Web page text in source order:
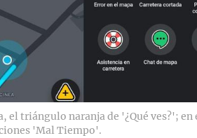
el triángulo naranja de '¿Qué ves?';
'Mal Tiempo'.